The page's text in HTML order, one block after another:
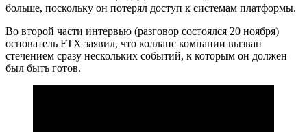
больше, поскольку он потерял доступ к системам платформы.
Во второй части интервью (разговор состоялся 20 ноября)
основатель FTX заявил, что коллапс компании вызван
стечением сразу нескольких событий, к которым он должен
был быть готов.